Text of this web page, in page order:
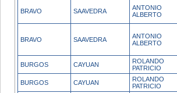
BRAVO SAAVEDRA
ANTONIO
ALBERTO
BRAVO SAAVEDRA
ANTONIO
ALBERTO
BURGOS CAYUAN
ROLANDO
PATRICIO
BURGOS CAYUAN
ROLANDO
PATRICIO